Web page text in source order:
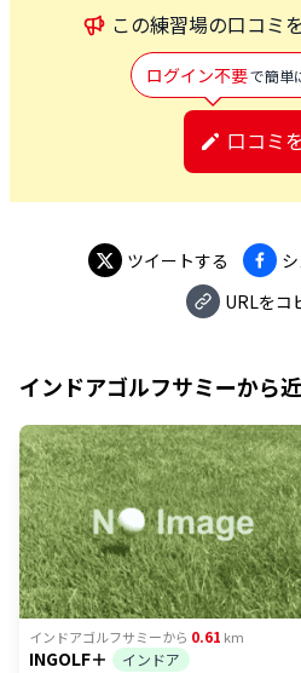
この練習場の口コミ
ログイン不要で簡単
口コミ
ツイートする
URLをコ
インドアゴルフサミーから
インドアゴルフサミーから 0.61 km
INGOLF＋
インドア